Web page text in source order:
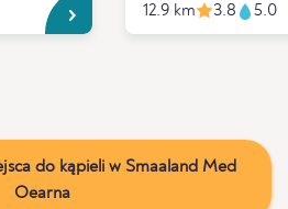
12.9 km 3.8 5.0
do kąpieli w Smaaland Med
Oearna